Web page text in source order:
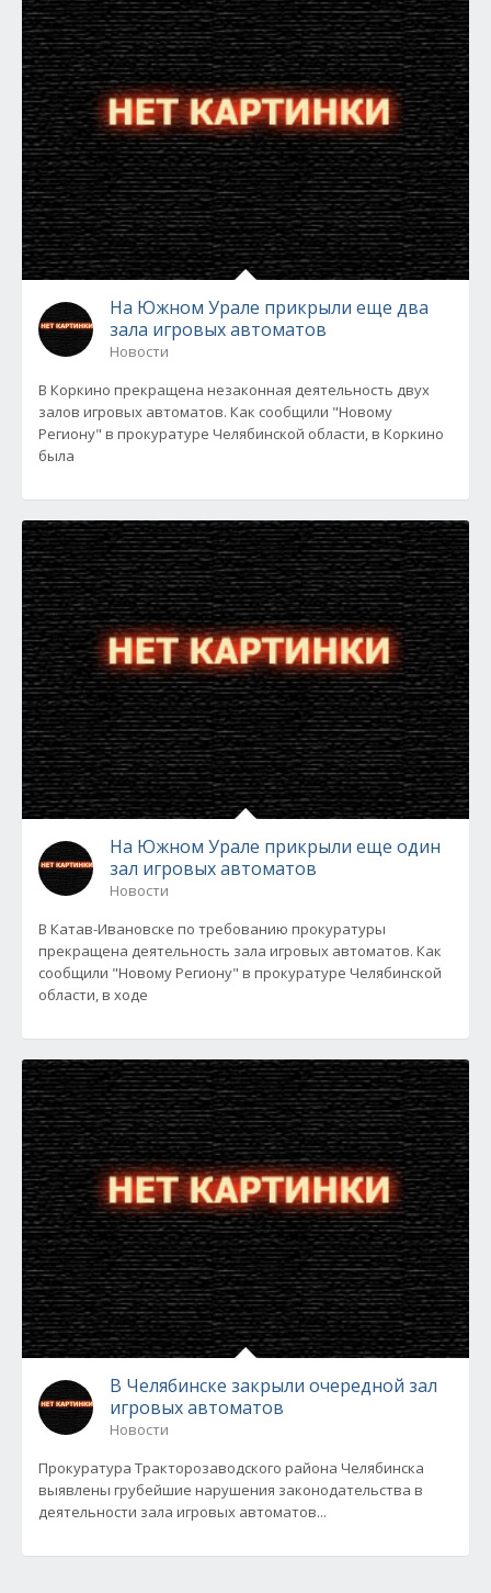
На Южном Урале прикрыли еще два
зала игровых автоматов
Новости
В Коркино прекращена незаконная деятельность двух
залов игровых автоматов. Как сообщили "Новому
Региону" в прокуратуре Челябинской области, в Коркино
была
На Южном Урале прикрыли еще один
зал игровых автоматов
Новости
В Катав-Ивановске по требованию прокуратуры
прекращена деятельность зала игровых автоматов. Как
сообщили "Новому Региону" в прокуратуре Челябинской
области, в ходе
В Челябинске закрыли очередной зал
игровых автоматов
Новости
Прокуратура Тракторозаводского района Челябинска
выявлены грубейшие нарушения законодательства в
деятельности зала игровых автоматов...